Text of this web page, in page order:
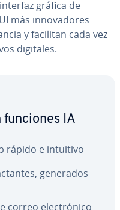
gráfica de
más in­no­va­do­res
y facilitan cada vez
digitales.
funciones IA
rápido e intuitivo
generados
correo ele­c­tró­ni­co